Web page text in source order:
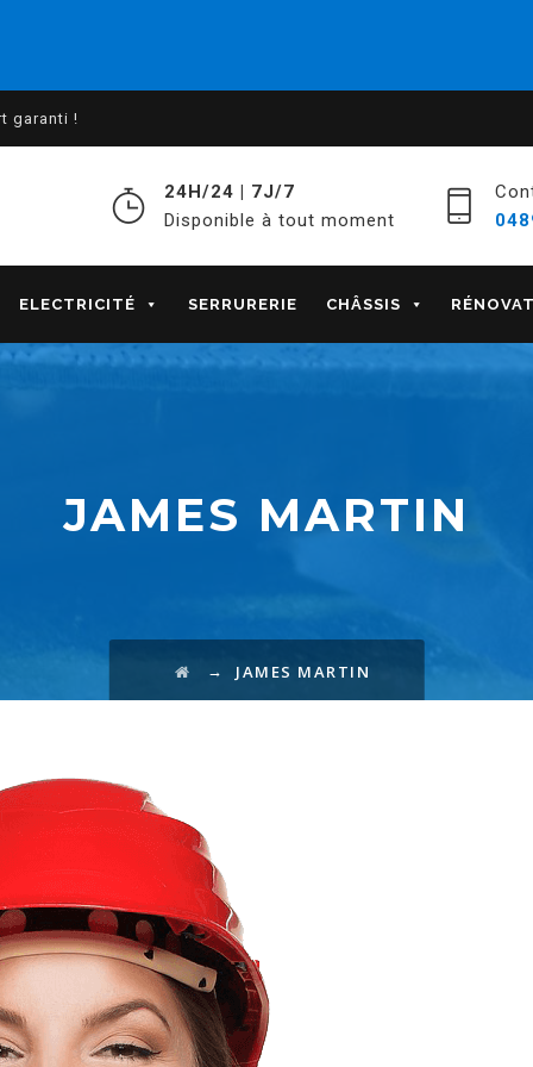
garanti !
24H/24 | 7J/7
Disponible à tout moment
ELECTRICITÉ SERRURERIE CHÂSSIS
JAMES MARTIN
→ JAMES MARTIN